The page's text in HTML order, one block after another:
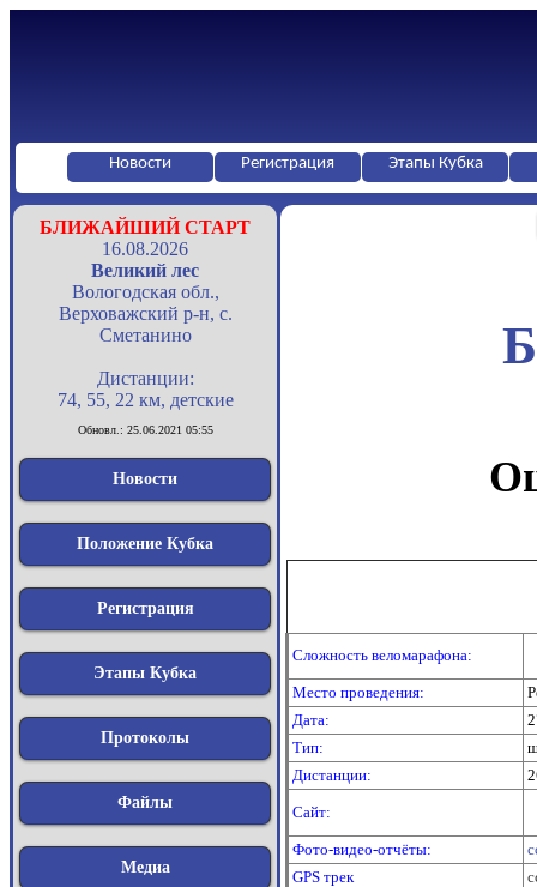
Новости Регистрация Этапы Кубка
БЛИЖАЙШИЙ СТАРТ
16.08.2026
Великий лес
Вологодская обл.,
Верховажский р-н, с.
Сметанино
Дистанции:
74, 55, 22 км, детские
Обновл.: 25.06.2021 05:55
Новости
Положение Кубка
Регистрация
Этапы Кубка
Протоколы
Файлы
Медиа
Сложность веломарафона:
Место проведения:
Дата:
Тип:
Дистанции:
Сайт:
Фото-видео-отчёты:
GPS трек